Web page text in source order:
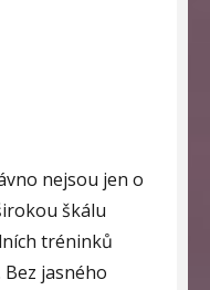
nejsou jen o
škálu
tréninků
jasného